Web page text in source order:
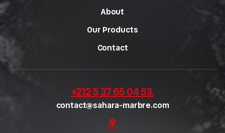
About
Our Products
Contact
+212 5 37 65 04 53.
contact@sahara-marbre.com